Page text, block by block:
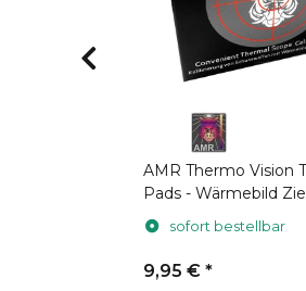
AMR Thermo Vision
Pads - Wärmebild
Stücksofort bestellbar
9,95 € *